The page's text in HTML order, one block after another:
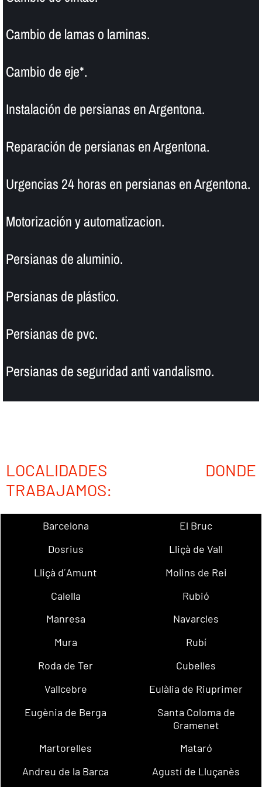
Cambio de lamas o laminas.
Cambio de eje*.
Instalación de persianas en Argentona.
Reparación de persianas en Argentona.
Urgencias 24 horas en persianas en Argentona.
Motorización y automatizacion.
Persianas de aluminio.
Persianas de plástico.
Persianas de pvc.
Persianas de seguridad anti vandalismo.
LOCALIDADES DONDE
TRABAJAMOS:
Barcelona
El Bruc
Dosrius
Lliçà de Vall
Lliçà d´Amunt
Molins de Rei
Calella
Rubió
Manresa
Navarcles
Mura
Rubí
Roda de Ter
Cubelles
Vallcebre
Eulàlia de Riuprimer
Eugènia de Berga
Santa Coloma de
Gramenet
Martorelles
Mataró
Andreu de la Barca
Agustí de Lluçanès